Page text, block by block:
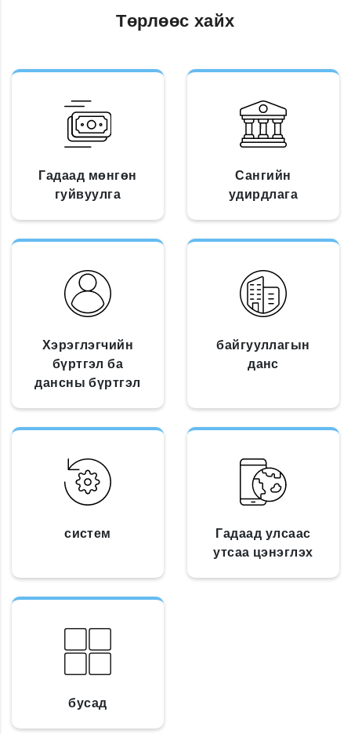
Төрлөөс хайх
Гадаад мөнгөн
гуйвуулга
Сангийн
удирдлага
Хэрэглэгчийн
бүртгэл ба
дансны бүртгэл
байгууллагын
данс
систем
Гадаад улсаас
утсаа цэнэглэх
бусад